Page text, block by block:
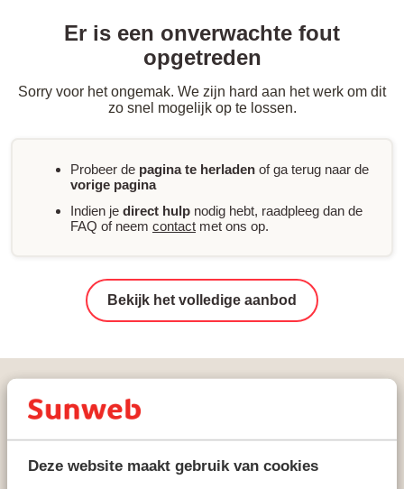
Deze website maakt gebruik van cookies
Er is een onverwachte fout
opgetreden
Sorry voor het ongemak. We zijn hard aan het werk om dit
zo snel mogelijk op te lossen.
Probeer de pagina te herladen of ga terug naar de
vorige pagina
Indien je direct hulp nodig hebt, raadpleeg dan de
FAQ of neem contact met ons op.
Bekijk het volledige aanbod
Tiroler Zugspitz Arena